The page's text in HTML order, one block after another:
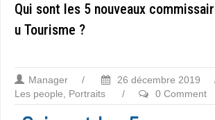
Qui sont les 5 nouveaux
u Tourisme ?
Manager / 26 décembre 2019
Les people
Portraits / 0 Comment